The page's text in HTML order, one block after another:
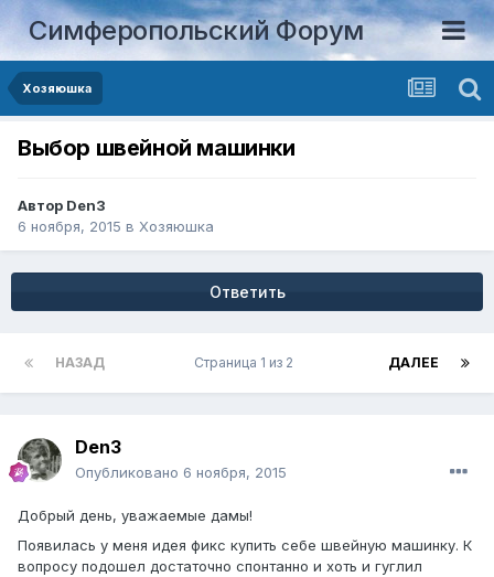
Симферопольский Форум
Хозяюшка
Выбор швейной машинки
Автор Den3
6 ноября, 2015 в Хозяюшка
Ответить
НАЗАД ДАЛЕЕ
Страница 1 из 2
Den3
Опубликовано 6 ноября, 2015
Добрый день, уважаемые дамы!
Появилась у меня идея фикс купить себе швейную машинку. К
вопросу подошел достаточно спонтанно и хоть и гуглил